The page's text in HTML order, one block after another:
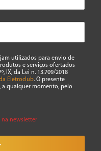
utilizados para envio de
e serviços ofertados
IX, da Lei n. 13.709/2018
Eletroclub. O presente
a qualquer momento, pelo
na newsletter